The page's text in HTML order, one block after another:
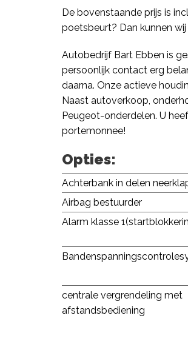
De bovenstaande prijs is
poetsbeurt? Dan kunnen
Autobedrijf Bart Ebben is
persoonlijk contact erg
daarna. Onze actieve
Naast autoverkoop,
Peugeot-onderdelen. U
portemonnee!
Opties:
Achterbank in delen
Airbag bestuurder
Alarm klasse
centrale vergrendeling met
afstandsbediening